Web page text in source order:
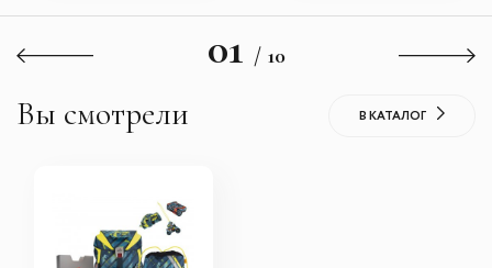
01 / 10
Вы смотрели В КАТАЛОГ